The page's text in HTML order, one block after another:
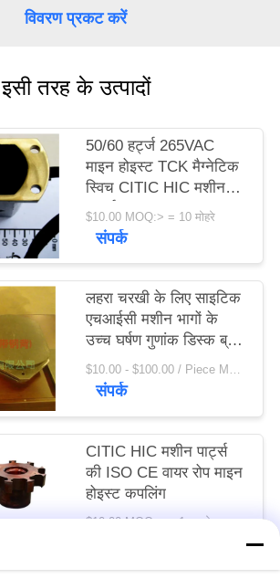
विवरण प्रकट करें
इसी तरह के उत्पादों
50/60 हर्ट्ज 265VAC
माइन होइस्ट TCK ​​मैग्नेटिक
स्विच CITIC HIC मशीन
पार्ट्स
$10.00 MOQ:> = 10 मोहरे
संपर्क
लहरा चरखी के लिए साइटिक
एचआईसी मशीन भागों के
उच्च घर्षण गुणांक डिस्क ब्रेक
शू
$10.00 - $100.00 / Piece MOQ:1 टुकड़ा / मोहरे
संपर्क
CITIC HIC मशीन पार्ट्स
की ISO CE वायर रोप माइन
होइस्ट कपलिंग
$10.00 MOQ:> = 1 टुकड़े